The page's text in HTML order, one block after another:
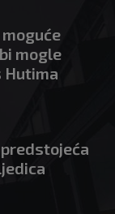
mogle
Hutima